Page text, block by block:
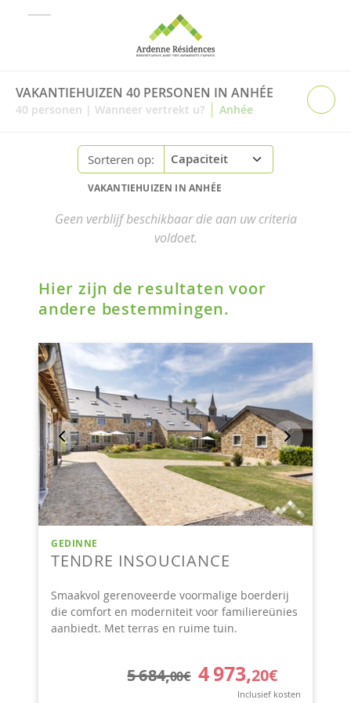
VAKANTIEHUIZEN 40 PERSONEN IN ANHÉE
40 personen | Wanneer vertrekt u? | Anhée
Sorteren op:
VAKANTIEHUIZEN IN ANHÉE
Geen verblijf beschikbaar die aan uw criteria
voldoet.
Hier zijn de resultaten voor
andere bestemmingen.